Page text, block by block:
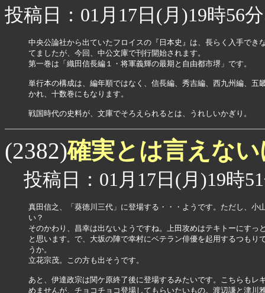
投稿日：01月17日(月)19時56
中央公論社から出ていたフロイスの『日本史』は、長らく入手でき
てましたが、今回、中公文庫で刊行開始されます。
第一巻は「織田信長編１・将軍義輝の最期と自由都市堺」です。
単行本の構成は、編年順ではなく、信長編、秀吉編、西九州編、五
かれ、十数巻にもなります。
戦国時代の史料が、文庫でそろえられるとは、うれしいかぎり。
(2382)確実とは言えな
投稿日：01月17日(月)19時
真田信之、「葵徳川三代」に登場する・・・ようです。ただし、小
い？
そのかわり、昌幸は出ないようですね。上田攻めはテキトーにすっ
と思います。で、大坂の陣で幸村にベテラン俳優を起用するつもり
うか。
立花宗茂。この方も出そうです。
あと、伊達政宗は関ケ原終了後に登場するみたいです。こちらもレ
めませんが、チョコチョコ登場してもらいたいもの。渡辺謙と津川